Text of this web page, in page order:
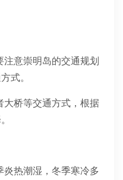
意崇明岛的交通规划
式。
桥等交通方式，根据
热潮湿，冬季寒冷多